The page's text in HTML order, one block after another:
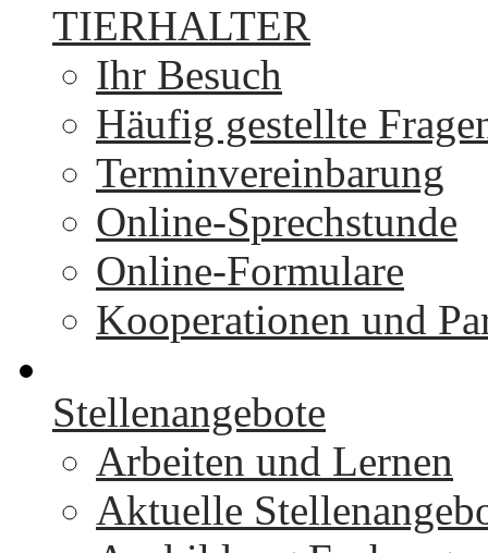
TIERHALTER
Ihr Besuch
Häufig gestellte
Terminvereinbarung
Online-Sprechstunde
Online-Formulare
Kooperationen und
Stellenangebote
Arbeiten und Lernen
Aktuelle